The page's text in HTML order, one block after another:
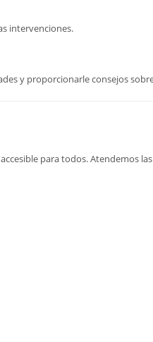
intervenciones.
y proporcionarle consejos
para todos. Atendemos